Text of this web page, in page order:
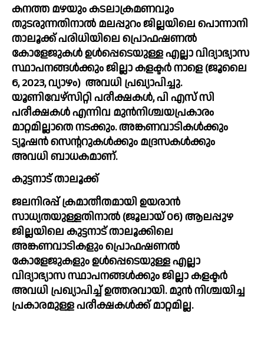
കനത്ത മഴയും കടലാക്രമണവും
തുടരുന്നതിനാൽ മലപ്പുറം ജില്ലയിലെ പൊന്നാനി
താലൂക്ക് പരിധിയിലെ പ്രൊഫഷണൽ
കോളേജുകൾ ഉൾപ്പെടെയുള്ള എല്ലാ വിദ്യാഭ്യാസ
സ്ഥാപനങ്ങൾക്കും ജില്ലാ കളക്ടർ നാളെ (ജൂലൈ
6, 2023, വ്യാഴം)  അവധി പ്രഖ്യാപിച്ചു.
യൂണിവേഴ്സിറ്റി പരീക്ഷകൾ, പി എസ് സി
പരീക്ഷകൾ എന്നിവ മുൻനിശ്ചയപ്രകാരം
മാറ്റമില്ലാതെ നടക്കും. അങ്കണവാടികൾക്കും
ട്യൂഷൻ സെന്ററുകൾക്കും മദ്രസകൾക്കും
അവധി ബാധകമാണ്.
കുട്ടനാട് താലൂക്ക്
ജലനിരപ്പ് ക്രമാതീതമായി ഉയരാൻ
സാധ്യതയുള്ളതിനാൽ (ജൂലായ് 06) ആലപ്പുഴ
ജില്ലയിലെ കുട്ടനാട് താലൂക്കിലെ
അങ്കണവാടികളും പ്രൊഫഷണൽ
കോളേജുകളും ഉൾപ്പെടെയുള്ള എല്ലാ
വിദ്യാഭ്യാസ സ്ഥാപനങ്ങൾക്കും ജില്ലാ കളക്ടർ
അവധി പ്രഖ്യാപിച്ച് ഉത്തരവായി. മുൻ നിശ്ചയിച്ച
പ്രകാരമുള്ള പരീക്ഷകൾക്ക് മാറ്റമില്ല.